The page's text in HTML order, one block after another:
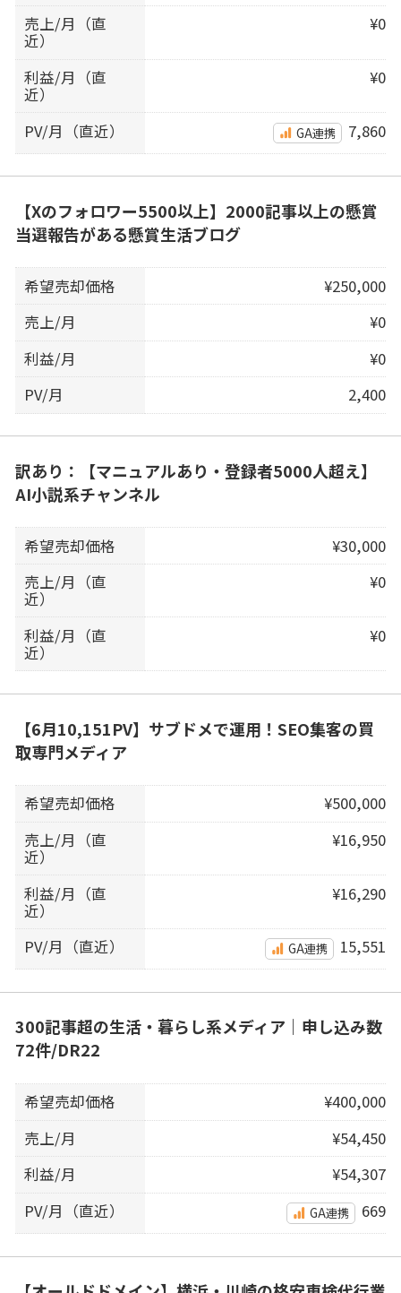
売上/月（直
近）
¥0
利益/月（直
近）
¥0
PV/月（直近） GA連携 7,860
【Xのフォロワー5500以上】2000記事以上の懸賞
当選報告がある懸賞生活ブログ
希望売却価格
¥250,000
売上/月
¥0
利益/月
¥0
PV/月
2,400
訳あり：【マニュアルあり・登録者5000人超え】
AI小説系チャンネル
希望売却価格
¥30,000
売上/月（直
近）
¥0
利益/月（直
近）
¥0
【6月10,151PV】サブドメで運用！SEO集客の買
取専門メディア
希望売却価格
¥500,000
売上/月（直
近）
¥16,950
利益/月（直
近）
¥16,290
PV/月（直近） GA連携 15,551
300記事超の生活・暮らし系メディア｜申し込み数
72件/DR22
希望売却価格
¥400,000
売上/月
¥54,450
利益/月
¥54,307
PV/月（直近）
GA連携 669